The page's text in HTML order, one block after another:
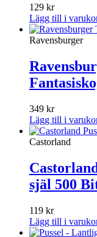
129 kr
Lägg till i
Ravensburger
349 kr
Lägg till i
Castorland
själ 500
119 kr
Lägg till i